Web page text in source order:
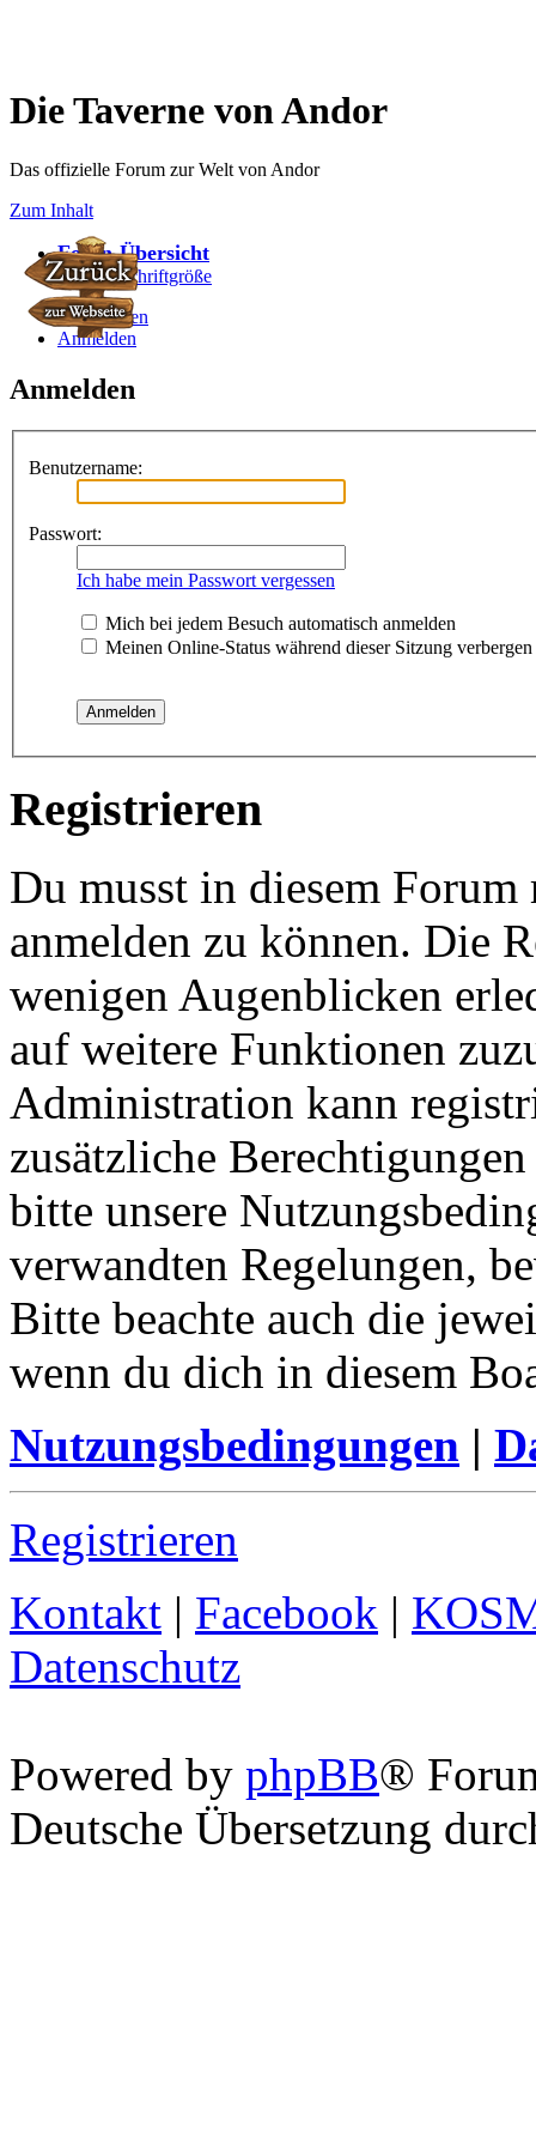
Die Taverne von Andor
Das offizielle Forum zur Welt von Andor
Zum Inhalt
Foren-Übersicht
Ändere Schriftgröße
Registrieren
Anmelden
Anmelden
Benutzername:
Passwort:
Ich habe mein Passwort vergessen
Mich bei jedem Besuch automatisch anmelden
Meinen Online-Status während dieser Sitzung verbergen
Registrieren
Du musst in diesem
anmelden zu können. Die
wenigen Augenblicken
auf weitere Funktionen
Administration kann
zusätzliche
bitte unsere
verwandten Regelungen,
Bitte beachte auch die
wenn du dich in diesem
Nutzungsbedingungen |
Registrieren
Kontakt | Facebook |
Datenschutz
Powered by phpBB®
Deutsche Übersetzung